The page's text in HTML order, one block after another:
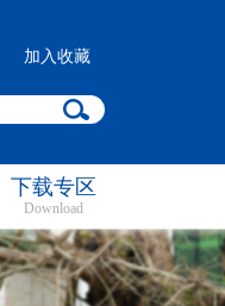
加入收藏
下载专区
Download